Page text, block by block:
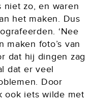
niet zo, en waren
het maken. Dus
‘Nee
maken foto’s van
dat hij dingen zag
dat er veel
Door
ook iets wilde met